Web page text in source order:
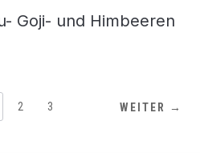
Goji- und Himbeeren
2 3 WEITER →